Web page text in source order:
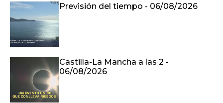
Previsión del tiempo - 06/08/2026
Castilla-La Mancha a las 2 -
06/08/2026